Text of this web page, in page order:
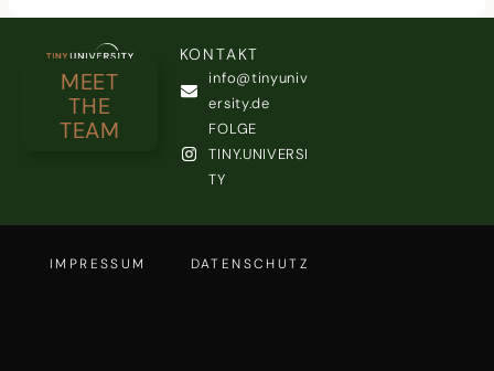
MEET
THE
TEAM
KONTAKT
info@tinyuniv
ersity.de
FOLGE
TINY.UNIVERSI
TY
IMPRESSUM DATENSCHUTZ